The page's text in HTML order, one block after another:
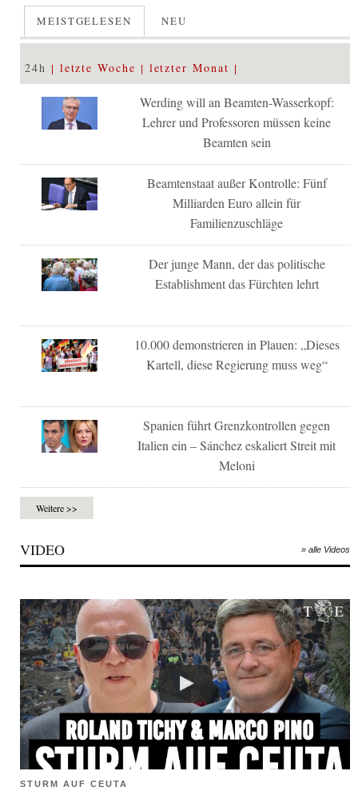
MEISTGELESEN NEU
24h letzte Woche letzter Monat
Werding will an Beamten-Wasserkopf:
Lehrer und Professoren müssen keine
Beamten sein
Beamtenstaat außer Kontrolle: Fünf
Milliarden Euro allein für
Familienzuschläge
Der junge Mann, der das politische
Establishment das Fürchten lehrt
10.000 demonstrieren in Plauen: „Dieses
Kartell, diese Regierung muss weg“
Spanien führt Grenzkontrollen gegen
Italien ein – Sánchez eskaliert Streit mit
Meloni
Weitere >>
VIDEO » alle Videos
STURM AUF CEUTA